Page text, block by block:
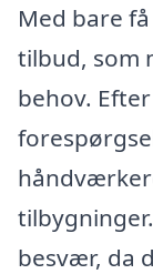
Med bare
tilbud, som
behov.
besvær, da